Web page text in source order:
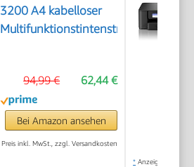
3200 A4 kabelloser
Multifunktionstintenstrahldrucker
62,44 €
94,99 €
Bei Amazon ansehen
Preis inkl. MwSt., zzgl. Versandkosten
* Anzeige